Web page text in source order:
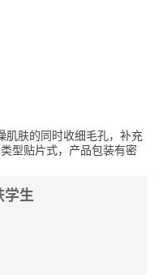
肌肤的同时收细毛孔，补充
型贴片式，产品包装有密
生